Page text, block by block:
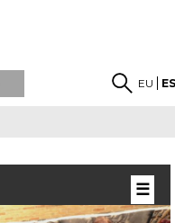
EU
☰